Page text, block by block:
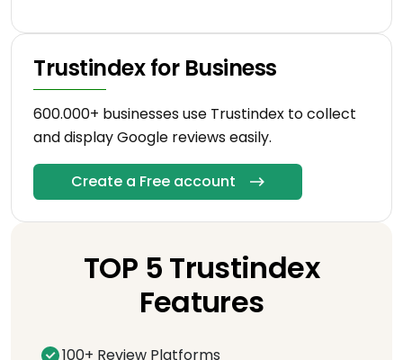
Trustindex for Business
600.000+ businesses use Trustindex to collect
and display Google reviews easily.
Create a Free account
TOP 5 Trustindex
Features
100+ Review Platforms